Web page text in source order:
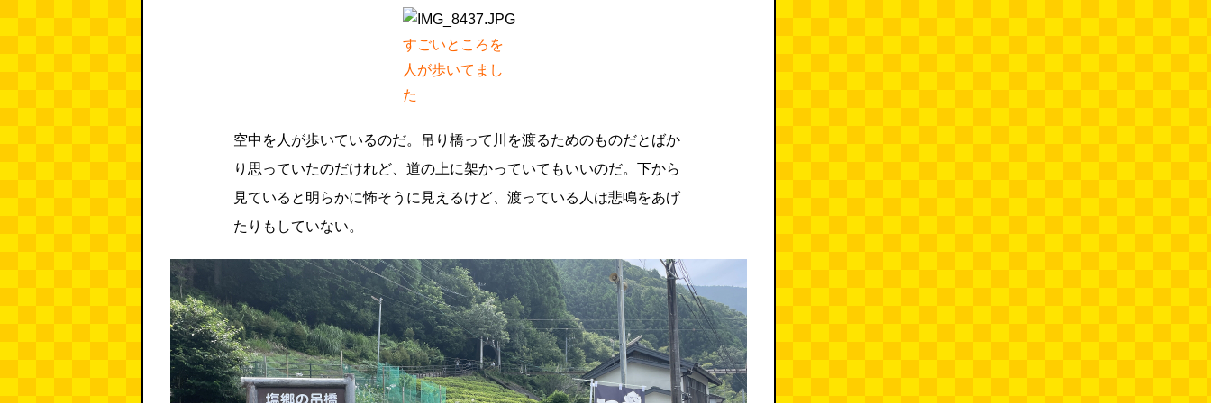
すごいところを
人が歩いてまし
た
空中を人が歩いているのだ。吊り橋って川を渡るためのものだとばか
り思っていたのだけれど、道の上に架かっていてもいいのだ。下から
見ていると明らかに怖そうに見えるけど、渡っている人は悲鳴をあげ
たりもしていない。